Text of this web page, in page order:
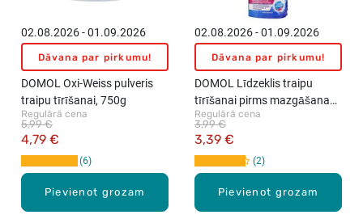
Pievienot grozam
02.08.2026 - 01.09.2026
Dāvana par pirkumu!
DOMOL Oxi-Weiss pulveris
traipu tīrīšanai, 750g
Regulārā cena
4,79 €
5,99 €
6
Pievienot grozam
02.08.2026 - 01.09.2026
Dāvana par pirkumu!
DOMOL Līdzeklis traipu
tīrīšanai pirms mazgāšanas,
750ml
Regulārā cena
3,39 €
3,99 €
2